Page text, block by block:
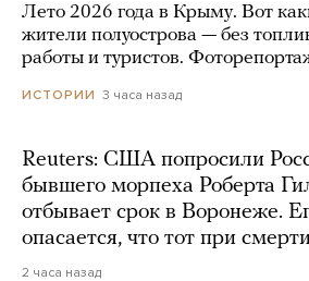
Лето 2026 года в Крыму. Вот
жители полуострова — без
работы и туристов.
ИСТОРИИ 3 часа назад
Reuters: США попросили
бывшего морпеха Роберта
отбывает срок в Воронеже.
опасается, что тот при
2 часа назад